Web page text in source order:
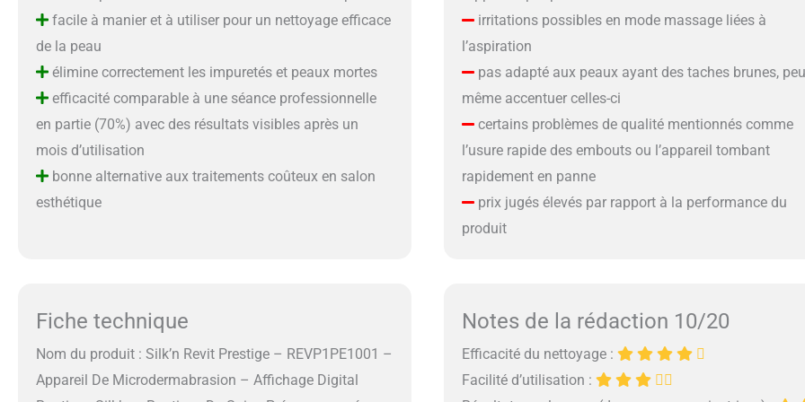
facile à manier et à utiliser pour un nettoyage efficace
de la peau
élimine correctement les impuretés et peaux mortes
efficacité comparable à une séance professionnelle
en partie (70%) avec des résultats visibles après un
mois d’utilisation
bonne alternative aux traitements coûteux en salon
esthétique
irritations possibles en mode massage liées à
l’aspiration
pas adapté aux peaux ayant des taches brunes,
même accentuer celles-ci
certains problèmes de qualité mentionnés comme
l’usure rapide des embouts ou l’appareil tombant
rapidement en panne
prix jugés élevés par rapport à la performance du
produit
Fiche technique
Nom du produit : Silk’n Revit Prestige – REVP1PE1001 –
Appareil De Microdermabrasion – Affichage Digital
Notes de la rédaction 10/20
Efficacité du nettoyage :
Facilité d’utilisation :